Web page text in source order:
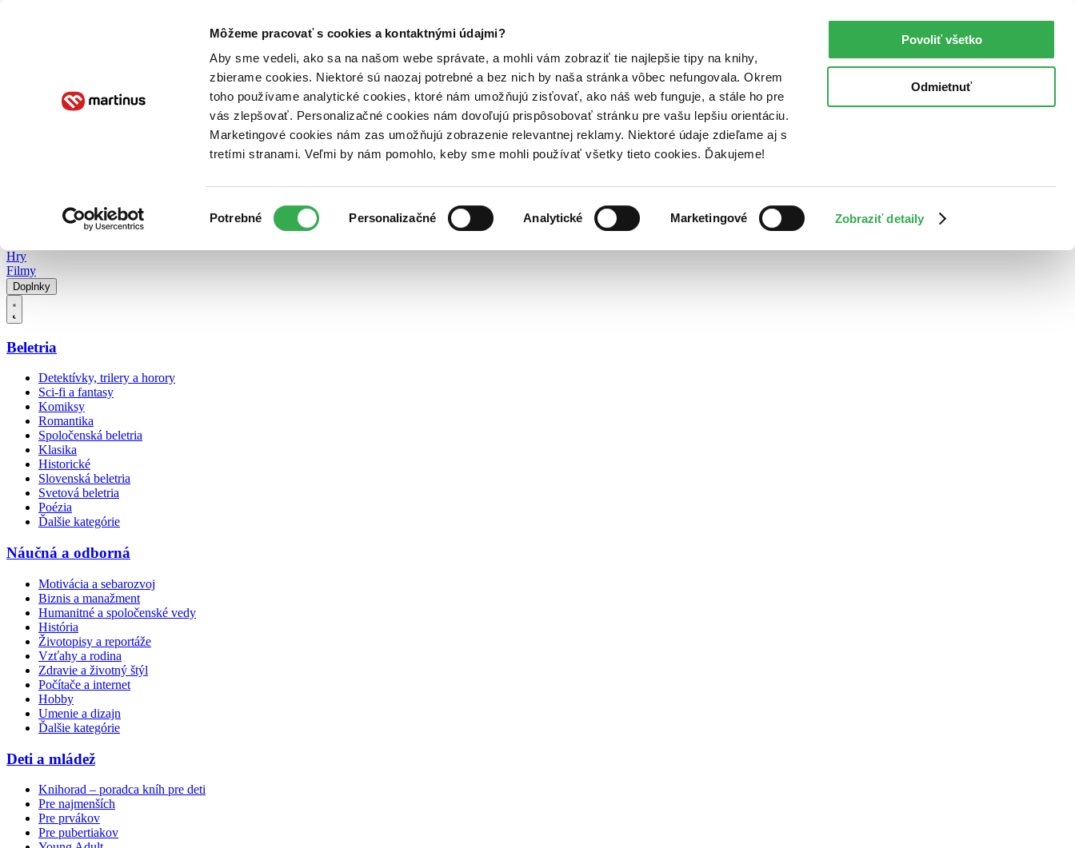
Môžeme pracovať s cookies a kontaktnými údajmi?
Aby sme vedeli, ako sa na našom webe správate, a mohli vám zobraziť tie najlepšie tipy na knihy,
zbierame cookies. Niektoré sú naozaj potrebné a bez nich by naša stránka vôbec nefungovala. Okrem
toho používame analytické cookies, ktoré nám umožňujú zisťovať, ako náš web funguje, a stále ho pre
vás zlepšovať. Personalizačné cookies nám dovoľujú prispôsobovať stránku pre vašu lepšiu orientáciu.
Marketingové cookies nám zas umožňujú zobrazenie relevantnej reklamy. Niektoré údaje zdieľame aj s
tretími stranami. Veľmi by nám pomohlo, keby sme mohli používať všetky tieto cookies. Ďakujeme!
súhlasu
Potrebné Personalizačné Analytické Marketingové Zobraziť detaily
Povoliť všetko
Odmietnuť
Poukážky Kontakt
Hry
Filmy
Doplnky
Beletria
Detektívky, trilery a horory
Sci-fi a fantasy
Komiksy
Romantika
Spoločenská beletria
Klasika
Historické
Slovenská beletria
Svetová beletria
Poézia
Ďalšie kategórie
Náučná a odborná
Motivácia a sebarozvoj
Biznis a manažment
Humanitné a spoločenské vedy
História
Životopisy a reportáže
Vzťahy a rodina
Zdravie a životný štýl
Počítače a internet
Hobby
Umenie a dizajn
Ďalšie kategórie
Deti a mládež
Knihorad – poradca kníh pre deti
Pre najmenších
Pre prvákov
Pre pubertiakov